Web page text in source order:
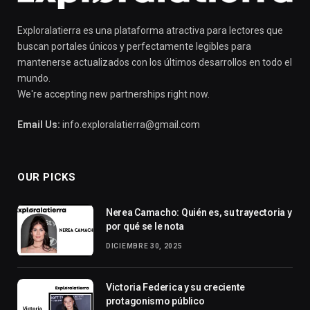
Exploralatierra es una plataforma atractiva para lectores que
buscan portales únicos y perfectamente legibles para
mantenerse actualizados con los últimos desarrollos en todo el
mundo.
We're accepting new partnerships right now.
Email Us: info.exploralatierra@gmail.com
OUR PICKS
Nerea Camacho: Quién es, su trayectoria y
por qué se le nota
DICIEMBRE 30, 2025
Victoria Federica y su creciente
protagonismo público